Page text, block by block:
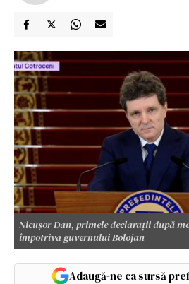
Nicușor Dan, primele declarații după
împotriva guvernului Bolojan
Adaugă-ne ca sursă